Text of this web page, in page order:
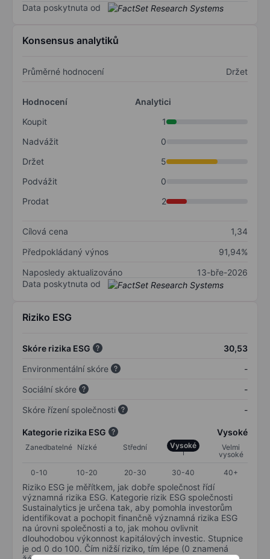
Data poskytnuta od
Konsensus analytiků
Průměrné hodnocení Držet
Hodnocení
Analytici
Koupit
1
Nadvážit
0
Držet
5
Podvážit
0
Prodat
2
Cílová cena
1,34
Předpokládaný výnos
91,94%
Naposledy aktualizováno
13-bře-2026
Data poskytnuta od
Riziko ESG
Skóre rizika ESG
30,53
Environmentální skóre
-
Sociální skóre
-
Skóre řízení společnosti
-
Kategorie rizika ESG Vysoké
Zanedbatelné Nízké Střední Vysoké
Velmi
vysoké
0-10
10-20 20-30 30-40 40+
Riziko ESG je měřítkem, jak dobře společnost řídí
významná rizika ESG. Kategorie rizik ESG společnosti
Sustainalytics je určena tak, aby pomohla investorům
identifikovat a pochopit finančně významná rizika ESG
na úrovni společnosti a to, jak mohou ovlivnit
dlouhodobou výkonnost kapitálových investic. Stupnice
je od 0 do 100. Čím nižší riziko, tím lépe (0 znamená